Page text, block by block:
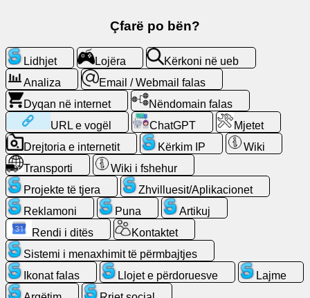
/
Webmail
falas
Analiza
Dyqan
në
internet
Zhvilluesit/Aplikacionet
Mjetet
Puna
Çfarë po bën?
Lidhjet Lojëra
Kërkoni në ueb
Analiza
Email / Webmail falas
Dyqan në internet
Nëndomain falas
URL e vogël
ChatGPT
Mjetet
Drejtoria e internetit
Kërkim IP
Wiki
Transporti
Wiki i fshehur
Projekte të tjera
Zhvilluesit/Aplikacionet
Reklamoni
Puna
Artikuj
Rendi i ditës
Kontaktet
Sistemi i menaxhimit të përmbajtjes
Ikonat falas
Llojet e përdoruesve
Lajme